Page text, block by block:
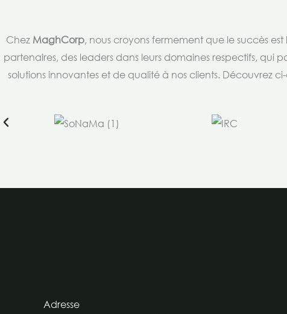
Chez MaghCorp, nous croyons fermement que le succès
partenaires, des leaders dans leurs domaines respectifs, qui
solutions innovantes et de qualité à nos clients. Découvrez
Adresse